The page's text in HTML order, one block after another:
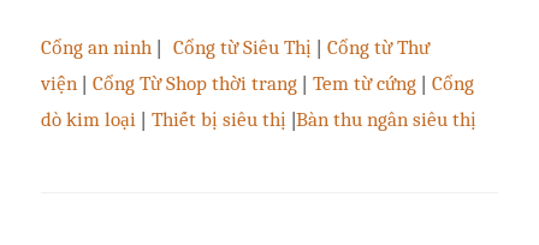
Cổng an ninh | Cổng từ Siêu Thị | Cổng từ Thư
viện | Cổng Từ Shop thời trang | Tem từ cứng | Cổng
dò kim loại | Thiết bị siêu thị |Bàn thu ngân siêu thị